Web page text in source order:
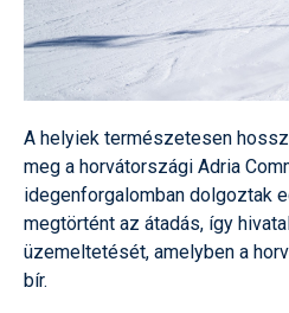
A helyiek természetesen
meg a horvátországi Adria
idegenforgalomban dolgoztak
megtörtént az átadás, így
üzemeltetését, amelyben a
bír.